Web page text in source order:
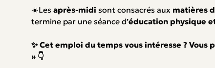
☀️Les après-midi sont consacrés aux matières
termine par une séance d’éducation physique
✨ Cet emploi du temps vous intéresse ?
» 👇